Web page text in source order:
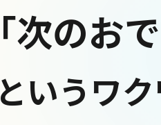
「次のお
というワ